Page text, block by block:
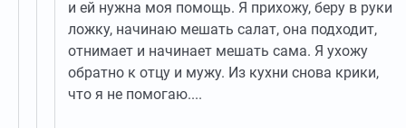
и ей нужна моя помощь. Я прихожу, беру в руки
ложку, начинаю мешать салат, она подходит,
отнимает и начинает мешать сама. Я ухожу
обратно к отцу и мужу. Из кухни снова крики,
что я не помогаю....